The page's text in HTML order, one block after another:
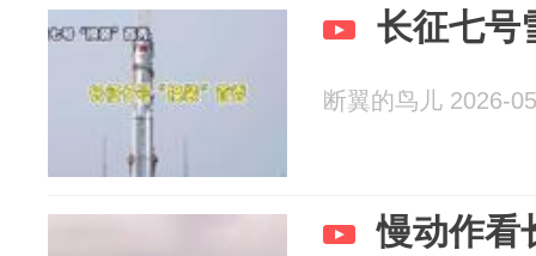
长征七号
断翼的鸟儿 2026-
慢动作看